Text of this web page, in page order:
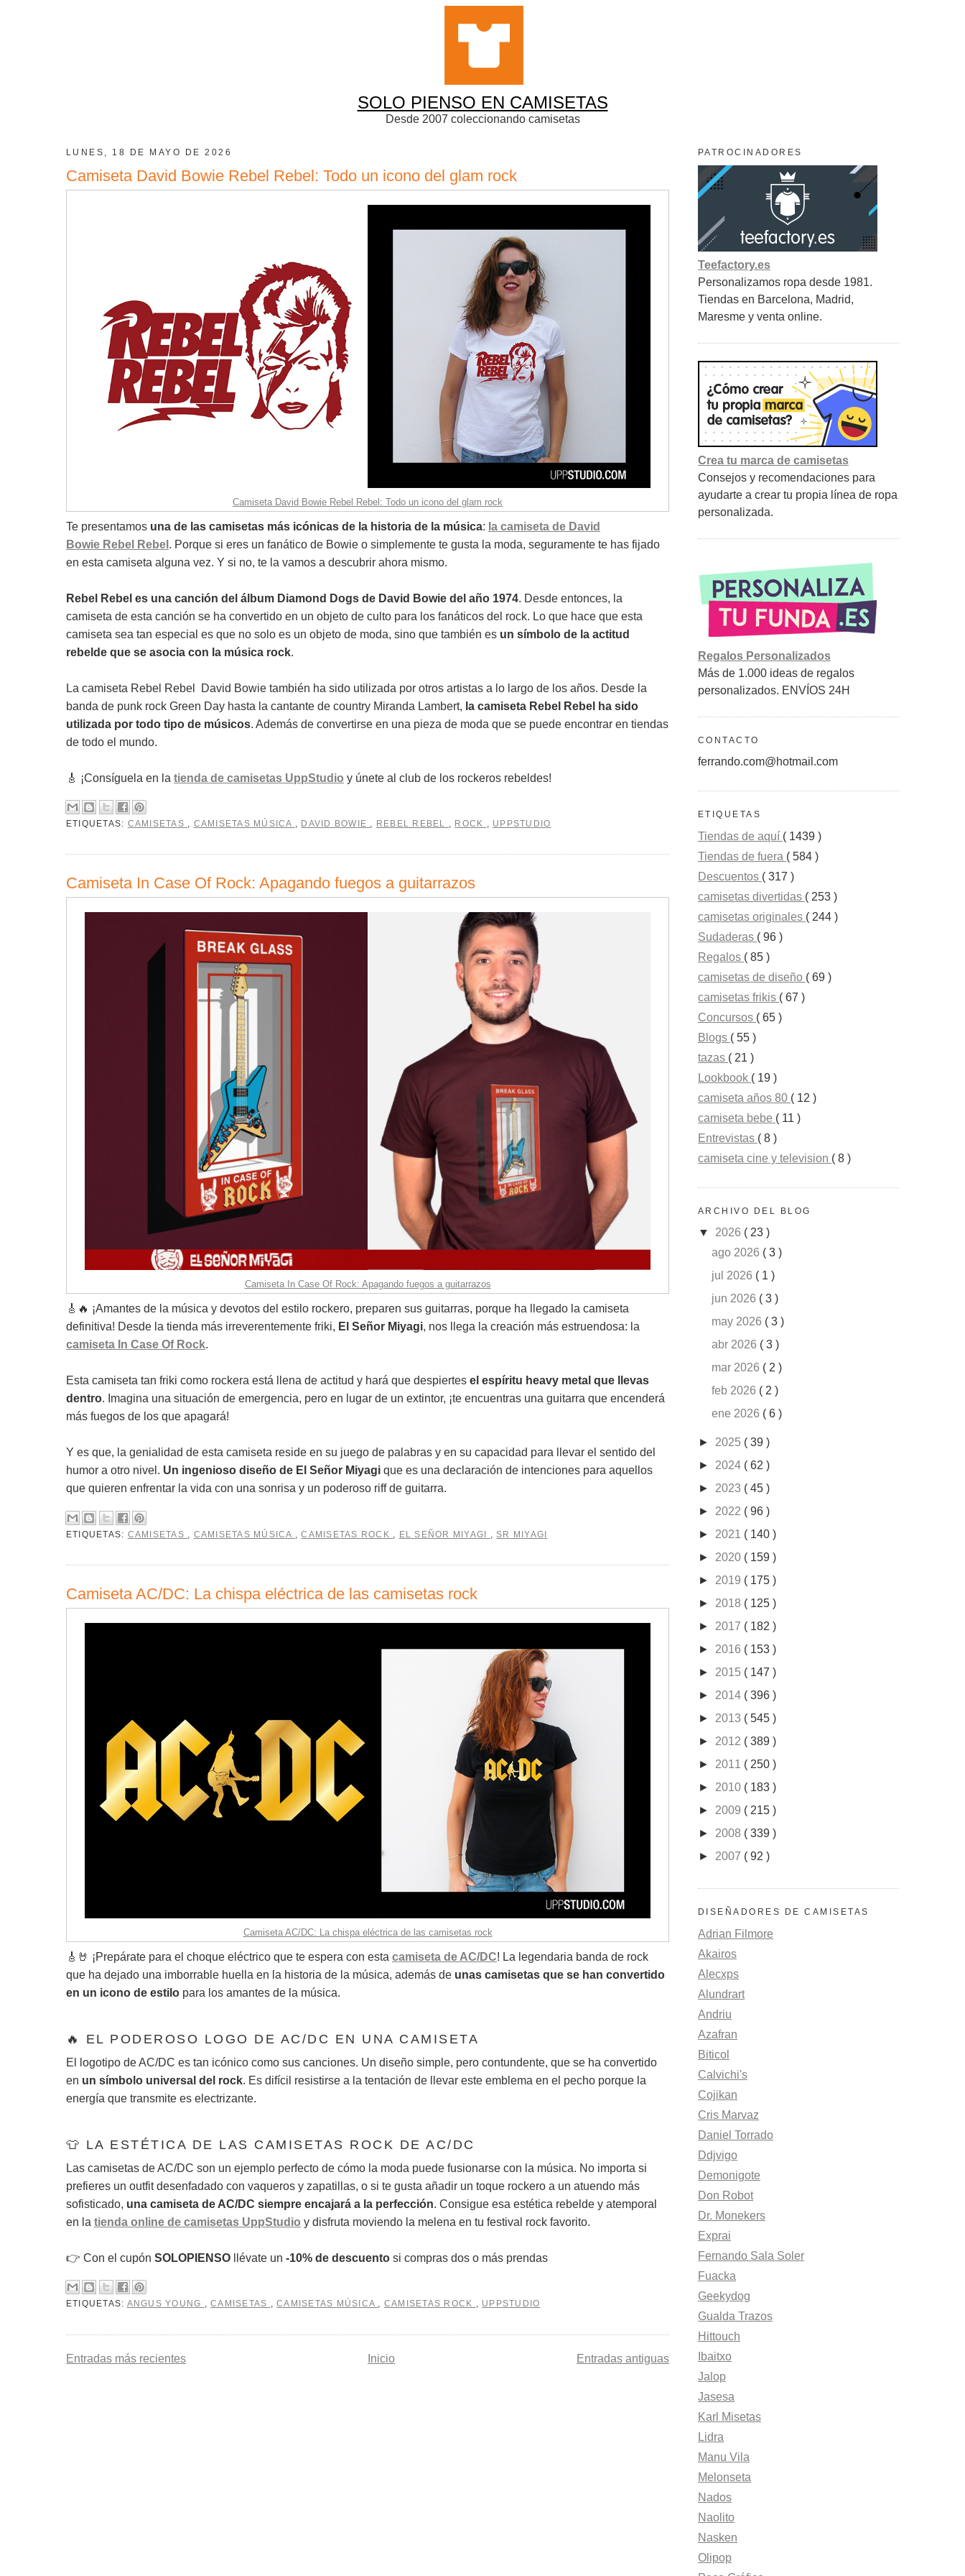
SOLO PIENSO EN CAMISETAS
Desde 2007 coleccionando camisetas
LUNES, 18 DE MAYO DE 2026
Camiseta David Bowie Rebel Rebel: Todo un icono del glam rock
Camiseta David Bowie Rebel Rebel: Todo un icono del glam rock
Te presentamos una de las camisetas más icónicas de la historia de la música: la camiseta de David
Bowie Rebel Rebel . Porque si eres un fanático de Bowie o simplemente te gusta la moda, seguramente te has fijado
en esta camiseta alguna vez. Y si no, te la vamos a descubrir ahora mismo.
Rebel Rebel es una canción del álbum Diamond Dogs de David Bowie del año 1974. Desde entonces, la
camiseta de esta canción se ha convertido en un objeto de culto para los fanáticos del rock. Lo que hace que esta
camiseta sea tan especial es que no solo es un objeto de moda, sino que también es un símbolo de la actitud
rebelde que se asocia con la música rock.
La camiseta Rebel Rebel David Bowie también ha sido utilizada por otros artistas a lo largo de los años. Desde la
banda de punk rock Green Day hasta la cantante de country Miranda Lambert, la camiseta Rebel Rebel ha sido
utilizada por todo tipo de músicos. Además de convertirse en una pieza de moda que se puede encontrar en tiendas
de todo el mundo.
🎸 ¡Consíguela en la tienda de camisetas UppStudio y únete al club de los rockeros rebeldes!
ETIQUETAS: CAMISETAS , CAMISETAS MÚSICA , DAVID BOWIE , REBEL REBEL , ROCK , UPPSTUDIO
Camiseta In Case Of Rock: Apagando fuegos a guitarrazos
Camiseta In Case Of Rock: Apagando fuegos a guitarrazos
🎸🔥 ¡Amantes de la música y devotos del estilo rockero, preparen sus guitarras, porque ha llegado la camiseta
definitiva! Desde la tienda más irreverentemente friki, El Señor Miyagi, nos llega la creación más estruendosa: la
camiseta In Case Of Rock.
Esta camiseta tan friki como rockera está llena de actitud y hará que despiertes el espíritu heavy metal que llevas
dentro. Imagina una situación de emergencia, pero en lugar de un extintor, ¡te encuentras una guitarra que encenderá
más fuegos de los que apagará!
Y es que, la genialidad de esta camiseta reside en su juego de palabras y en su capacidad para llevar el sentido del
humor a otro nivel. Un ingenioso diseño de El Señor Miyagi que es una declaración de intenciones para aquellos
que quieren enfrentar la vida con una sonrisa y un poderoso riff de guitarra.
ETIQUETAS: CAMISETAS CAMISETAS MÚSICA ,CAMISETAS ROCK EL SEÑOR MIYAGI ,SR MIYAGI
Camiseta AC/DC: La chispa eléctrica de las camisetas rock
Camiseta AC/DC: La chispa eléctrica de las camisetas rock
🎸🤘 ¡Prepárate para el choque eléctrico que te espera con esta camiseta de AC/DC! La legendaria banda de rock
que ha dejado una imborrable huella en la historia de la música, además de unas camisetas que se han convertido
en un icono de estilo para los amantes de la música.
🔥 EL PODEROSO LOGO DE AC/DC EN UNA CAMISETA
El logotipo de AC/DC es tan icónico como sus canciones. Un diseño simple, pero contundente, que se ha convertido
en un símbolo universal del rock. Es difícil resistirse a la tentación de llevar este emblema en el pecho porque la
energía que transmite es electrizante.
👕 LA ESTÉTICA DE LAS CAMISETAS ROCK DE AC/DC
Las camisetas de AC/DC son un ejemplo perfecto de cómo la moda puede fusionarse con la música. No importa si
prefieres un outfit desenfadado con vaqueros y zapatillas, o si te gusta añadir un toque rockero a un atuendo más
sofisticado, una camiseta de AC/DC siempre encajará a la perfección. Consigue esa estética rebelde y atemporal
en la tienda online de camisetas UppStudio y disfruta moviendo la melena en tu festival rock favorito.
👉 Con el cupón SOLOPIENSO llévate un -10% de descuento si compras dos o más prendas
ETIQUETAS: ANGUS YOUNG ,CAMISETAS ,CAMISETAS MÚSICA , CAMISETAS ROCK , UPPSTUDIO
Entradas más recientes Entradas antiguas
Inicio
PATROCINADORES
Teefactory.es
Personalizamos ropa desde 1981.
Tiendas en Barcelona, Madrid,
Maresme y venta online.
Crea tu marca de camisetas
Consejos y recomendaciones para
ayudarte a crear tu propia línea de ropa
personalizada.
Regalos Personalizados
Más de 1.000 ideas de regalos
personalizados. ENVÍOS 24H
CONTACTO
ferrando.com@hotmail.com
ETIQUETAS
Tiendas de aquí ( 1439 )
Tiendas de fuera ( 584 )
Descuentos ( 317 )
camisetas divertidas ( 253 )
camisetas originales ( 244 )
Sudaderas ( 96 )
Regalos ( 85 )
camisetas de diseño ( 69 )
camisetas frikis ( 67 )
Concursos ( 65 )
Blogs ( 55 )
tazas ( 21 )
Lookbook ( 19 )
camiseta años 80 ( 12 )
camiseta bebe ( 11 )
Entrevistas ( 8 )
camiseta cine y television ( 8 )
ARCHIVO DEL BLOG
▼ 2026 ( 23 )
ago 2026 ( 3 )
jul 2026 ( 1 )
jun 2026 ( 3 )
may 2026 ( 3 )
abr 2026 ( 3 )
mar 2026 ( 2 )
feb 2026 ( 2 )
ene 2026 ( 6 )
► 2025 ( 39 )
► 2024 ( 62 )
► 2023 ( 45 )
► 2022 ( 96 )
► 2021 ( 140 )
► 2020 ( 159 )
► 2019 ( 175 )
► 2018 ( 125 )
► 2017 ( 182 )
► 2016 ( 153 )
► 2015 ( 147 )
► 2014 ( 396 )
► 2013 ( 545 )
► 2012 ( 389 )
► 2011 ( 250 )
► 2010 ( 183 )
► 2009 ( 215 )
► 2008 ( 339 )
► 2007 ( 92 )
DISEÑADORES DE CAMISETAS
Adrian Filmore
Akairos
Alecxps
Alundrart
Andriu
Azafran
Biticol
Calvichi's
Cojikan
Cris Marvaz
Daniel Torrado
Ddjvigo
Demonigote
Don Robot
Dr. Monekers
Exprai
Fernando Sala Soler
Fuacka
Geekydog
Gualda Trazos
Hittouch
Ibaitxo
Jalop
Jasesa
Karl Misetas
Lidra
Manu Vila
Melonseta
Nados
Naolito
Nasken
Olipop